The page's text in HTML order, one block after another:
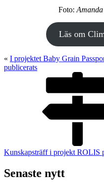
Foto:
Läs om
« I projektet Baby Grain
publicerats
Kunskapsträff i projekt ROLIS
Senaste nytt